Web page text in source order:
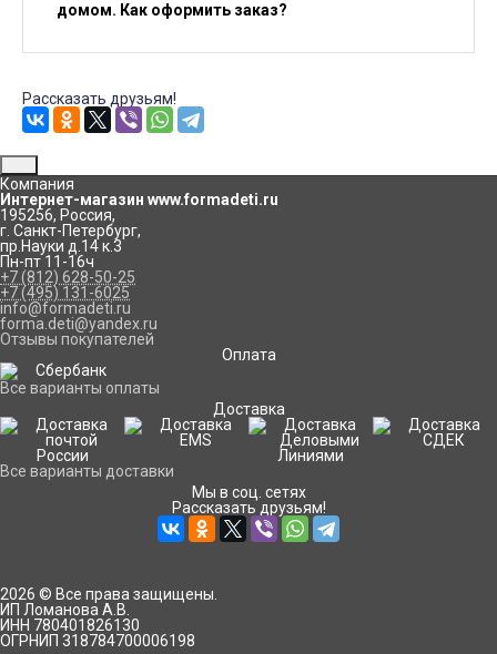
домом. Как оформить заказ?
Рассказать друзьям!
Компания
Интернет-магазин www.formadeti.ru
195256, Россия,
г. Санкт-Петербург,
пр.Науки д.14 к.3
Пн-пт 11-16ч
+7 (812) 628-50-25
+7 (495) 131-6025
info@formadeti.ru
forma.deti@yandex.ru
Отзывы покупателей
Оплата
Все варианты оплаты
Доставка
Все варианты доставки
Мы в соц. сетях
Рассказать друзьям!
2026 © Все права защищены.
ИП Ломанова А.В.
ИНН 780401826130
ОГРНИП 318784700006198